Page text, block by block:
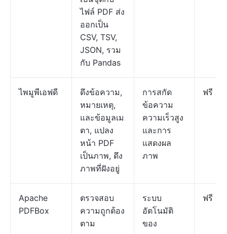
ไฟล์ PDF ส่ง
ออกเป็น
CSV, TSV,
JSON, รวม
กับ Pandas
ไพมูพีเอฟดี
ดึงข้อความ,
หมายเหตุ,
และข้อมูลเม
ตา, แปลง
หน้า PDF
เป็นภาพ, ดึง
ภาพที่ฝังอยู่
การสกัด
ข้อความ
ความเร็วสูง
และการ
แสดงผล
ภาพ
ฟรี
Apache
PDFBox
ตรวจสอบ
ความถูกต้อง
ตาม
ระบบ
อัตโนมัติ
ของ
ฟรี